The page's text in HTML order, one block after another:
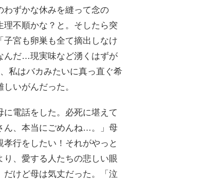
わずかな休みを縫って念の
不順かな？と。そしたら突
宮も卵巣も全て摘出しなけ
んだ…現実味など湧くはずが
私はバカみたいに真っ直ぐ希
いがんだった。
電話をした。必死に堪えて
ん、本当にごめんね…。」母
行をしたい！それがやっと
、愛する人たちの悲しい眼
けど母は気丈だった。「泣